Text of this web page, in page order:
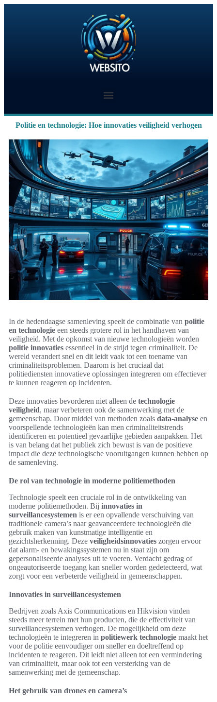
Politie en technologie: Hoe innovaties veiligheid verhogen
In de hedendaagse samenleving speelt de combinatie van politie
en technologie een steeds grotere rol in het handhaven van
veiligheid. Met de opkomst van nieuwe technologieën worden
politie innovaties essentieel in de strijd tegen criminaliteit. De
wereld verandert snel en dit leidt vaak tot een toename van
criminaliteitsproblemen. Daarom is het cruciaal dat
politiediensten innovatieve oplossingen integreren om effectiever
te kunnen reageren op incidenten.
Deze innovaties bevorderen niet alleen de technologie
veiligheid, maar verbeteren ook de samenwerking met de
gemeenschap. Door middel van methoden zoals data-analyse en
voorspellende technologieën kan men criminaliteitstrends
identificeren en potentieel gevaarlijke gebieden aanpakken. Het
is van belang dat het publiek zich bewust is van de positieve
impact die deze technologische vooruitgangen kunnen hebben op
de samenleving.
De rol van technologie in moderne politiemethoden
Technologie speelt een cruciale rol in de ontwikkeling van
moderne politiemethoden. Bij innovaties in
surveillancesystemen is er een opvallende verschuiving van
traditionele camera’s naar geavanceerdere technologieën die
gebruik maken van kunstmatige intelligentie en
gezichtsherkenning. Deze veiligheidsinnovaties zorgen ervoor
dat alarm- en bewakingssystemen nu in staat zijn om
gepersonaliseerde analyses uit te voeren. Verdacht gedrag of
ongeautoriseerde toegang kan sneller worden gedetecteerd, wat
zorgt voor een verbeterde veiligheid in gemeenschappen.
Innovaties in surveillancesystemen
Bedrijven zoals Axis Communications en Hikvision vinden
steeds meer terrein met hun producten, die de effectiviteit van
surveillancesystemen verhogen. De mogelijkheid om deze
technologieën te integreren in politiewerk technologie maakt het
voor de politie eenvoudiger om sneller en doeltreffend op
incidenten te reageren. Dit leidt niet alleen tot een vermindering
van criminaliteit, maar ook tot een versterking van de
samenwerking met de gemeenschap.
Het gebruik van drones en camera’s